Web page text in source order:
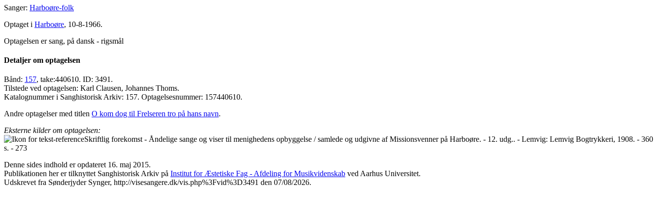
Sanger: Harboøre-folk
Optaget i Harboøre, 10-8-1966.
Optagelsen er sang, på dansk - rigsmål
Detaljer om optagelsen
Bånd: 157, take:440610. ID: 3491.
Tilstede ved optagelsen: Karl Clausen, Johannes Thoms.
Katalognummer i Sanghistorisk Arkiv: 157. Optagelsesnummer: 157440610.
Andre optagelser med titlen O kom dog til Frelseren tro på hans navn.
Eksterne kilder om optagelsen:
Skriftlig forekomst - Åndelige sange og viser til menighedens opbyggelse / samlede og udgivne af Missionsvenner på Harboøre. - 12. udg.. - Lemvig: Lemvig Bogtrykkeri, 1908. - 360
s. - 273
Denne sides indhold er opdateret 16. maj 2015.
Publikationen her er tilknyttet Sanghistorisk Arkiv på Institut for Æstetiske Fag - Afdeling for Musikvidenskab ved Aarhus Universitet.
Udskrevet fra Sønderjyder Synger, http://visesangere.dk/vis.php%3Fvid%3D3491 den 07/08/2026.